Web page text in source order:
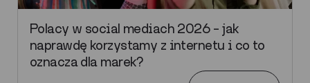
Polacy w social mediach 2026 – jak
naprawdę korzystamy z internetu i co to
oznacza dla marek?